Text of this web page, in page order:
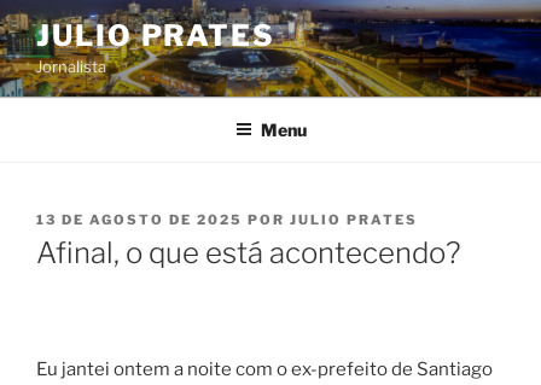
Pular
para
o
conteúdo
JULIO PRATES
Jornalista
Menu
PUBLICADO
EM
13 DE AGOSTO DE 2025 POR JULIO PRATES
Afinal, o que está acontecendo?
Eu jantei ontem a noite com o ex-prefeito de Santiago